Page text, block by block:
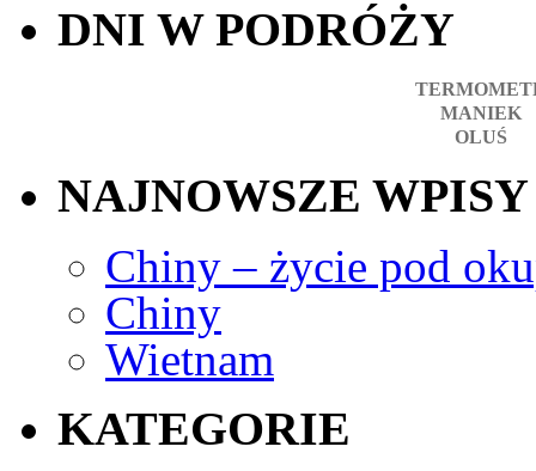
DNI W PODRÓŻY
MANIEK
OLUŚ
NAJNOWSZE WPISY
Chiny – życie pod
Chiny
Wietnam
KATEGORIE